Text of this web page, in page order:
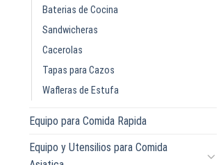
Baterias de Cocina
Sandwicheras
Cacerolas
Tapas para Cazos
Wafleras de Estufa
Equipo para Comida Rapida
Equipo y Utensilios para Comida